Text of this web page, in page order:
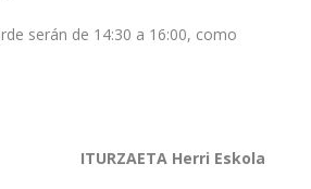
serán de 14:30 a 16:00, como
ITURZAETA Herri Eskola